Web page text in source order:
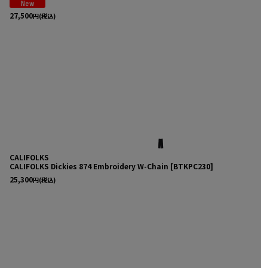
27,500円(税込)
CALIFOLKS
CALIFOLKS Dickies 874 Embroidery W-Chain [BTKPC230]
25,300円(税込)